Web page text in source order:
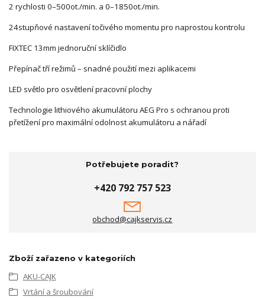
2 rychlosti 0–500ot./min. a 0–1850ot./min.
24stupňové nastavení točivého momentu pro naprostou kontrolu
FIXTEC 13mm jednoruční sklíčidlo
Přepínač tří režimů – snadné použití mezi aplikacemi
LED světlo pro osvětlení pracovní plochy
Technologie lithiového akumulátoru AEG Pro s ochranou proti
přetížení pro maximální odolnost akumulátoru a nářadí
Potřebujete poradit?
+420 792 757 523
obchod@cajkservis.cz
Zboží zařazeno v kategoriích
AKU-CAJK
Vrtání a šroubování